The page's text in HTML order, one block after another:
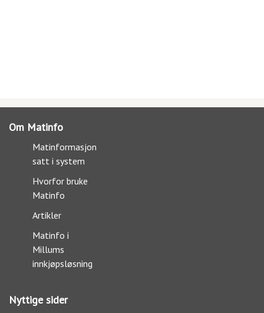
Om Matinfo
Matinformasjon
satt i system
Hvorfor bruke
Matinfo
Artikler
Matinfo i
Millums
innkjøpsløsning
Nyttige sider